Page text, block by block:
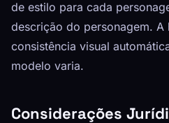
de estilo para cada
descrição do personagem. A
consistência visual
modelo varia.
Considerações